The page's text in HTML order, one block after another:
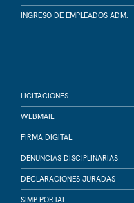
INGRESO DE EMPLEADOS ADM.
LICITACIONES
WEBMAIL
FIRMA DIGITAL
DENUNCIAS DISCIPLINARIAS
DECLARACIONES JURADAS
SIMP PORTAL